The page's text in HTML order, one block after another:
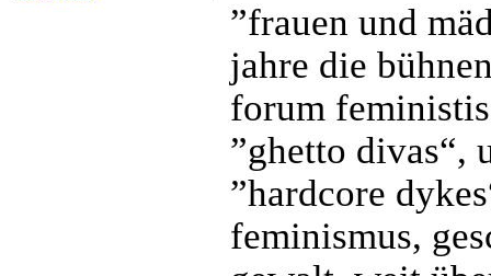
”frauen und
jahre die
forum
”ghetto divas“,
”hardcore
feminismus,